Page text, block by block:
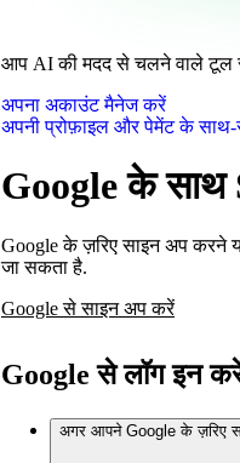
आप AI की मदद से चलने वाले टूल
अपना अकाउंट मैनेज करें
अपनी प्रोफ़ाइल और पेमेंट के
Google के साथ
Google के ज़रिए साइन अप करने
जा सकता है.
Google से साइन अप करें
Google से लॉग इन
अगर आपने Google के ज़रिए